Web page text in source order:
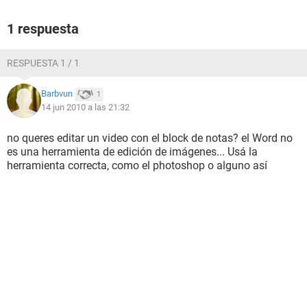
1 respuesta
RESPUESTA 1 / 1
Barbvun 1
14 jun 2010 a las 21:32
no queres editar un video con el block de notas? el Word no
es una herramienta de edición de imágenes... Usá la
herramienta correcta, como el photoshop o alguno así